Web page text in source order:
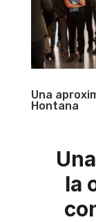
Una
Hontana
la